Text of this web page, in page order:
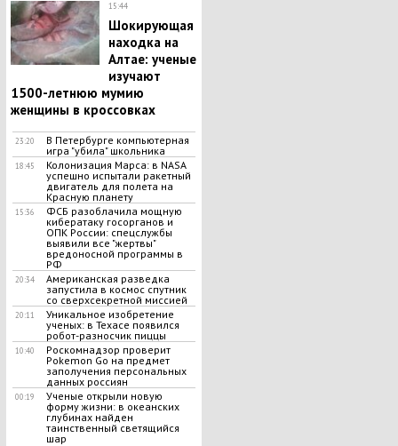
15:44
​Шокирующая
находка на
Алтае: ученые
изучают
1500-летнюю мумию
женщины в кроссовках
23:20
В Петербурге компьютерная
игра "убила" школьника
18:45
Колонизация Марса: в NASA
успешно испытали ракетный
двигатель для полета на
Красную планету
15:36
​ФСБ разоблачила мощную
кибератаку госорганов и
ОПК России: спецслужбы
выявили все "жертвы"
вредоносной программы в
РФ
20:34
Американская разведка
запустила в космос спутник
со сверхсекретной миссией
20:11
Уникальное изобретение
ученых: в Техасе появился
робот-разносчик пиццы
10:40
Роскомнадзор проверит
Pokemon Go на предмет
заполучения персональных
данных россиян
00:19
Ученые открыли новую
форму жизни: в океанских
глубинах найден
таинственный светящийся
шар